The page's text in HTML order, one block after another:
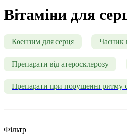
Вітаміни для
Коензим для серця Часник
Препарати від атеросклерозу
Препарати при порушенні ритму
Фільтр